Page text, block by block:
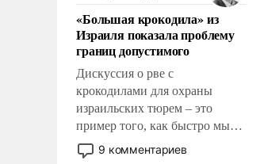
за счет российских
налогоплательщиков и где за
свои поступки не нужно
отвечать.
«Большая крокодила» из
Израиля показала проблему
границ допустимого
Дискуссия о рве с
крокодилами для охраны
израильских тюрем – это
пример того, как быстро мы
двигаемся по пути
революционных изменений.
9 комментариев